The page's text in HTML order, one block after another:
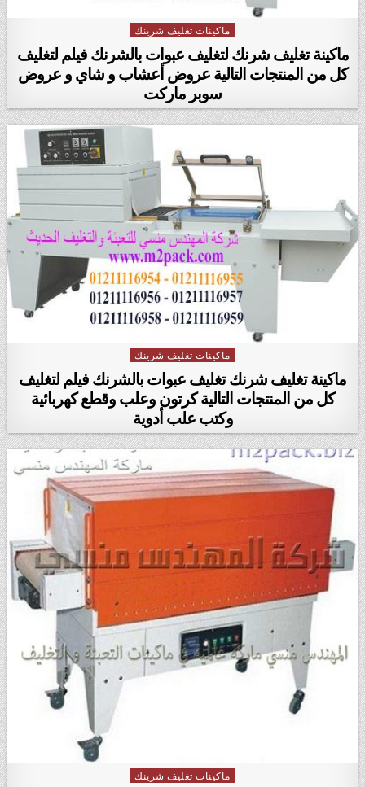
Posted in
ماكينات تغليف شرينك
ماكينة تغليف شرنك لتغليف عبوات بالشرنك فيلم لتغليف
كل من المنتجات التالية عروض أعشاب و شاي و عروض
سوبر ماركت
Posted in
ماكينات تغليف شرينك
ماكينة تغليف شرنك تغليف عبوات بالشرنك فيلم لتغليف
كل من المنتجات التالية كرتون وعلب وقطع كهربائية
وكتب علب أدوية
Posted in
ماكينات تغليف شرينك